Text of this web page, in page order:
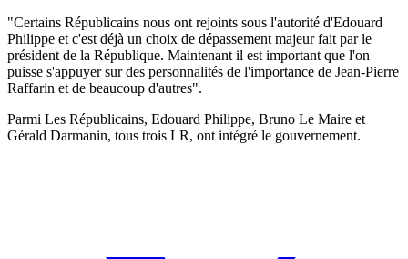
"Certains Républicains nous ont rejoints sous l'autorité d'Edouard
Philippe et c'est déjà un choix de dépassement majeur fait par le
président de la République. Maintenant il est important que l'on
puisse s'appuyer sur des personnalités de l'importance de Jean-Pierre
Raffarin et de beaucoup d'autres".
Parmi Les Républicains, Edouard Philippe, Bruno Le Maire et
Gérald Darmanin, tous trois LR, ont intégré le gouvernement.